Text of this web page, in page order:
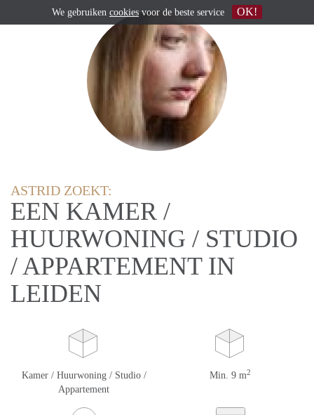
ASTRID ZOEKT:
EEN KAMER /
HUURWONING / STUDIO
/ APPARTEMENT IN
LEIDEN
Kamer / Huurwoning / Studio /
Appartement
Min. 9 m2
We gebruiken cookies voor de beste service OK!